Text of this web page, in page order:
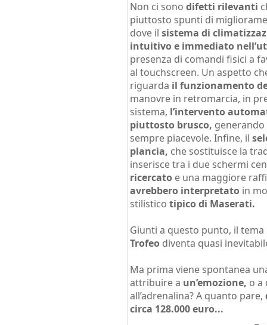
Non ci sono difetti rilevanti
piuttosto spunti di
dove il sistema di
intuitivo e immediato
presenza di comandi fisici a
al touchscreen. Un aspetto
riguarda il funzionamento
manovre in retromarcia, in
sistema, l’intervento
piuttosto brusco,
sempre piacevole. Infine, il
plancia, che sostituisce la
inserisce tra i due schermi
ricercato e una maggiore
avrebbero interpretato in
stilistico tipico di Maserati.
Giunti a questo punto, il tema
Trofeo diventa quasi
Ma prima viene spontanea
attribuire a un’emozione, o a
all’adrenalina? A quanto pare,
circa 128.000 euro...